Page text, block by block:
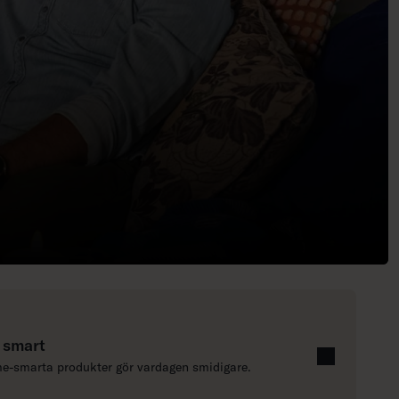
smarta produkter gör vardagen smidigare.